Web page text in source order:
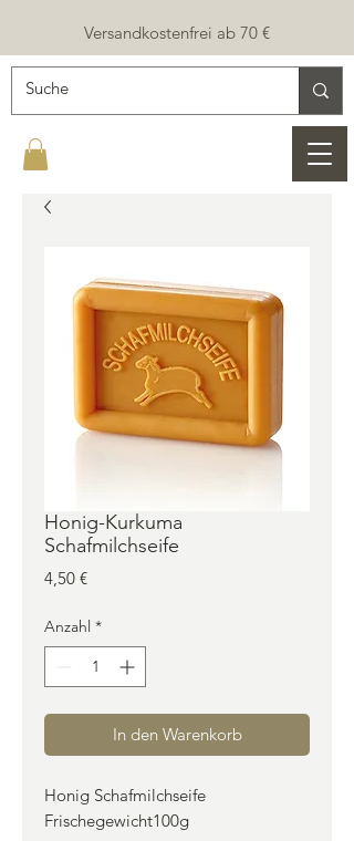
Versandkostenfrei ab 70 €
Honig-Kurkuma
Schafmilchseife
4,50 €Preis
Anzahl *
In den Warenkorb
Honig Schafmilchseife
Frischegewicht100g